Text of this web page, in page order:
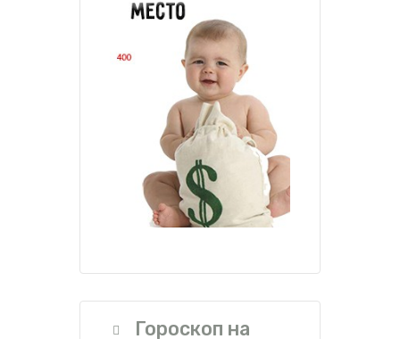
Гороскоп на